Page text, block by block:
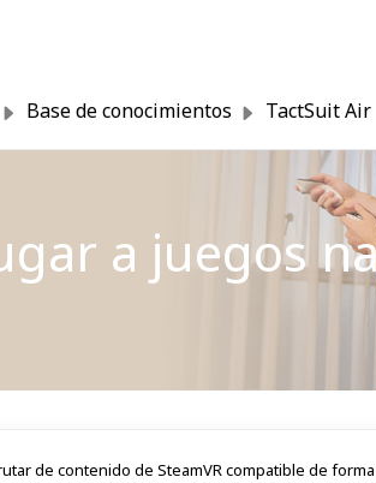
Base de conocimientos TactSuit Air
a juegos
de contenido de SteamVR compatible de